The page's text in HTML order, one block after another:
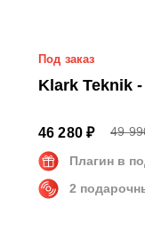
Под заказ
Klark Teknik
46 280 ₽ 49
Плагин в
2